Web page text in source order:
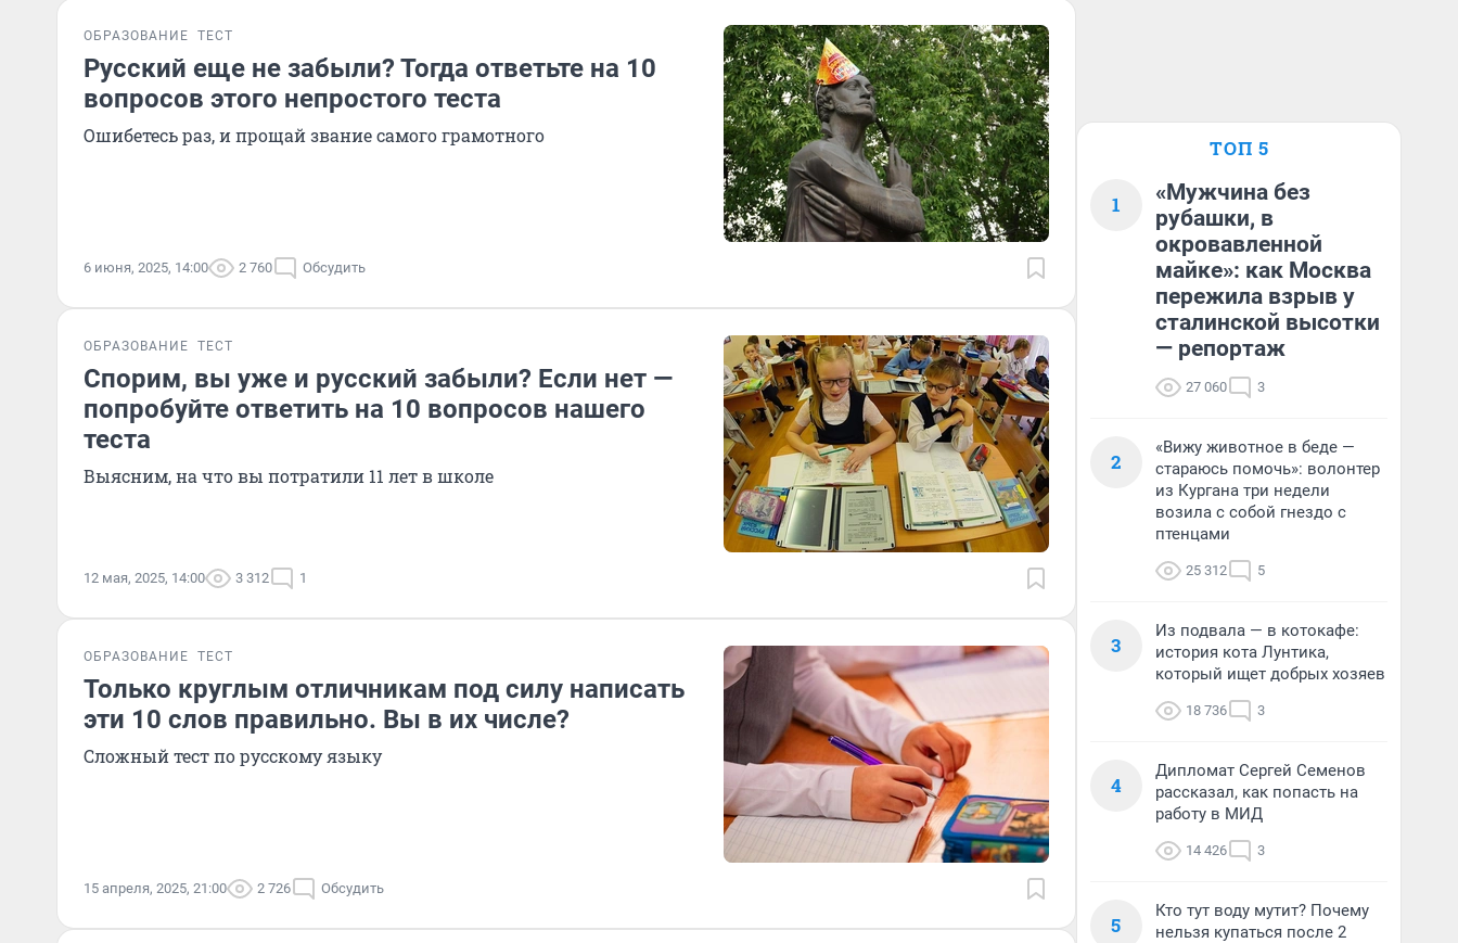
ОБРАЗОВАНИЕ ТЕСТ
Русский еще не забыли? Тогда ответьте на 10
вопросов этого непростого теста
Ошибетесь раз, и прощай звание самого грамотного
6 июня, 2025, 14:00 2 760 Обсудить
ОБРАЗОВАНИЕ ТЕСТ
Спорим, вы уже и русский забыли? Если нет —
попробуйте ответить на 10 вопросов нашего
теста
Выясним, на что вы потратили 11 лет в школе
12 мая, 2025, 14:00 3 312 1
ОБРАЗОВАНИЕ ТЕСТ
Только круглым отличникам под силу написать
эти 10 слов правильно. Вы в их числе?
Сложный тест по русскому языку
15 апреля, 2025, 21:00 2 726 Обсудить
ТОП 5
1
«Мужчина без
рубашки, в
окровавленной
майке»: как Москва
пережила взрыв у
сталинской высотки
— репортаж
27 060 3
2
«Вижу животное в беде —
стараюсь помочь»: волонтер
из Кургана три недели
возила с собой гнездо с
птенцами
25 312 5
3
Из подвала — в котокафе:
история кота Лунтика,
который ищет добрых хозяев
18 736 3
4
Дипломат Сергей Семенов
рассказал, как попасть на
работу в МИД
14 426 3
5
Кто тут воду мутит? Почему
нельзя купаться после 2